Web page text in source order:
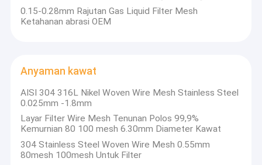
Wire mesh rajutan terkompresi
Bola Pembersih Stainless Steel
pita kawat rajutan
Peredam Bantalan Logam
Kain Rajutan Mesh
0.15-0.28mm Rajutan Gas Liquid Filter Mesh
Ketahanan abrasi OEM
Anyaman kawat
AISI 304 316L Nikel Woven Wire Mesh Stainless Steel
0.025mm -1.8mm
Layar Filter Wire Mesh Tenunan Polos 99,9%
Kemurnian 80 100 mesh 6.30mm Diameter Kawat
304 Stainless Steel Woven Wire Mesh 0.55mm
80mesh 100mesh Untuk Filter
produk wire mesh pemrosesan dalam.